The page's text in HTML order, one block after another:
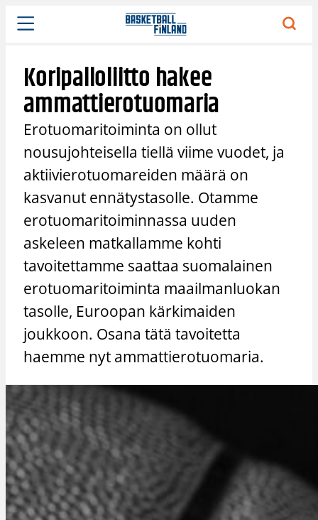
Siirry
sisältöön
Koripalloliitto hakee
ammattierotuomaria
Erotuomaritoiminta on ollut
nousujohteisella tiellä viime vuodet, ja
aktiivierotuomareiden määrä on
kasvanut ennätystasolle. Otamme
erotuomaritoiminnassa uuden
askeleen matkallamme kohti
tavoitettamme saattaa suomalainen
erotuomaritoiminta maailmanluokan
tasolle, Euroopan kärkimaiden
joukkoon. Osana tätä tavoitetta
haemme nyt ammattierotuomaria.